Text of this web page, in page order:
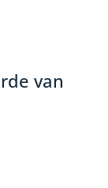
van